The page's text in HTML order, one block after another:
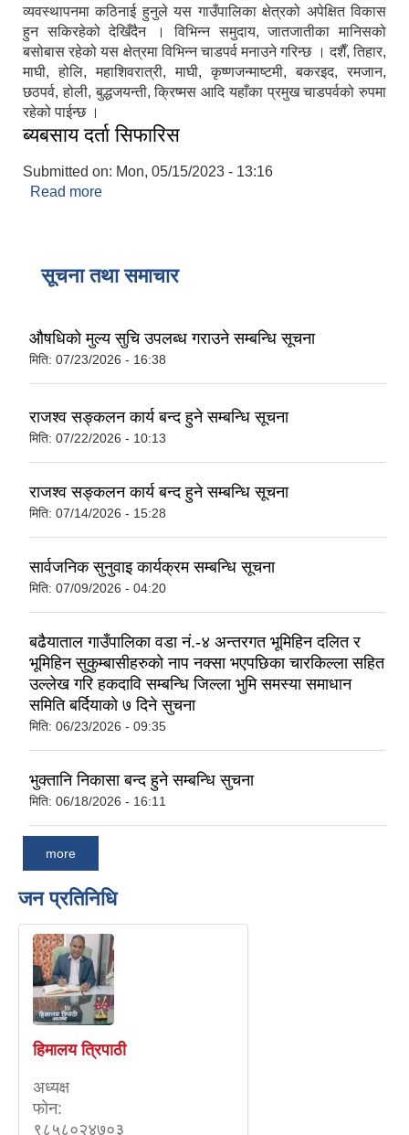
व्यवस्थापनमा कठिनाई हुनुले यस गाउँपालिका क्षेत्रको अपेक्षित विकास
हुन सकिरहेको देखिँदैन । विभिन्न समुदाय, जातजातीका मानिसको
बसोबास रहेको यस क्षेत्रमा विभिन्न चाडपर्व मनाउने गरिन्छ । दशैँ, तिहार,
माघी, होलि, महाशिवरात्री, माघी, कृष्णजन्माष्टमी, बकरइद, रमजान,
छठपर्व, होली, बुद्धजयन्ती, क्रिष्मस आदि यहाँका प्रमुख चाडपर्वको रुपमा
रहेको पाईन्छ ।
ब्यबसाय दर्ता सिफारिस
Submitted on: Mon, 05/15/2023 - 13:16
Read more
सूचना तथा समाचार
औषधिकाे मुल्य सुचि उपलब्ध गराउने सम्बन्धि सूचना
मिति: 07/23/2026 - 16:38
राजश्व सङ्कलन कार्य बन्द हुने सम्बन्धि सूचना
मिति: 07/22/2026 - 10:13
राजश्व सङ्कलन कार्य बन्द हुने सम्बन्धि सूचना
मिति: 07/14/2026 - 15:28
सार्वजनिक सुनुवाइ कार्यक्रम सम्बन्धि सूचना
मिति: 07/09/2026 - 04:20
बढैयाताल गाउँपालिका वडा नं.-४ अन्तरगत भूमिहिन दलित र
भूमिहिन सुकुम्बासीहरुकाे नाप नक्सा भएपछिका चारकिल्ला सहित
उल्लेख गरि हकदावि सम्बन्धि जिल्ला भुमि समस्या समाधान
समिति बर्दियाकाे ७ दिने सुचना
मिति: 06/23/2026 - 09:35
भुक्तानि निकासा बन्द हुने सम्बन्धि सुचना
मिति: 06/18/2026 - 16:11
more
जन प्रतिनिधि
हिमालय त्रिपाठी
अध्यक्ष
फाेन:
९८५८०२४७०३